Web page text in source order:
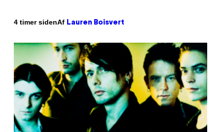
4 timer sidenAf Lauren Boisvert